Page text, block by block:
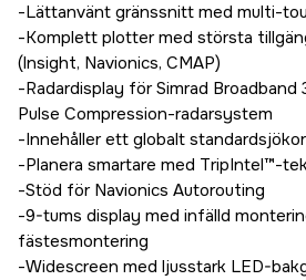
-Lättanvänt gränssnitt med multi-
-Komplett plotter med största
(Insight, Navionics, CMAP)
-Radardisplay för Simrad
Pulse Compression-radarsystem
-Innehåller ett globalt
-Planera smartare med TripIntel™-
-Stöd för Navionics Autorouting
-9-tums display med infälld
fästesmontering
-Widescreen med ljusstark LED-